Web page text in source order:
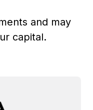
and may
capital.